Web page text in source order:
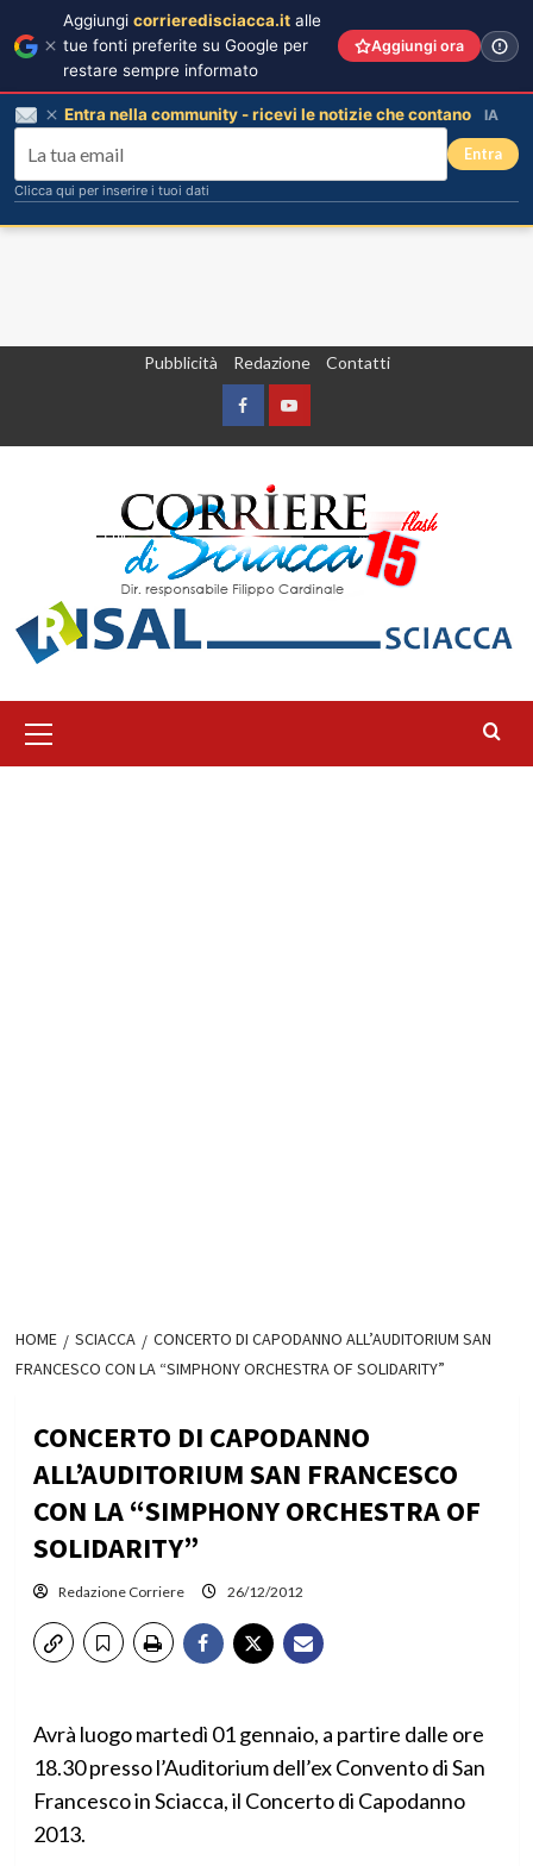
Pubblicità Redazione Contatti
FacebookYountube
principale
HOME SCIACCA
CONCERTO DI CAPODANNO ALL’AUDITORIUM SAN
FRANCESCO CON LA “SIMPHONY ORCHESTRA OF SOLIDARITY”
CONCERTO DI CAPODANNO
ALL’AUDITORIUM SAN FRANCESCO
CON LA “SIMPHONY ORCHESTRA OF
SOLIDARITY”
Redazione Corriere 26/12/2012
Avrà luogo martedì 01 gennaio, a partire dalle ore
18.30 presso l’Auditorium dell’ex Convento di San
Francesco in Sciacca, il Concerto di Capodanno
2013.
Aggiungi corrieredisciacca.it alle
tue fonti preferite su Google per
restare sempre informato
Aggiungi ora
Entra nella community - ricevi le notizie che contano IA
Entra
Clicca qui per inserire i tuoi dati